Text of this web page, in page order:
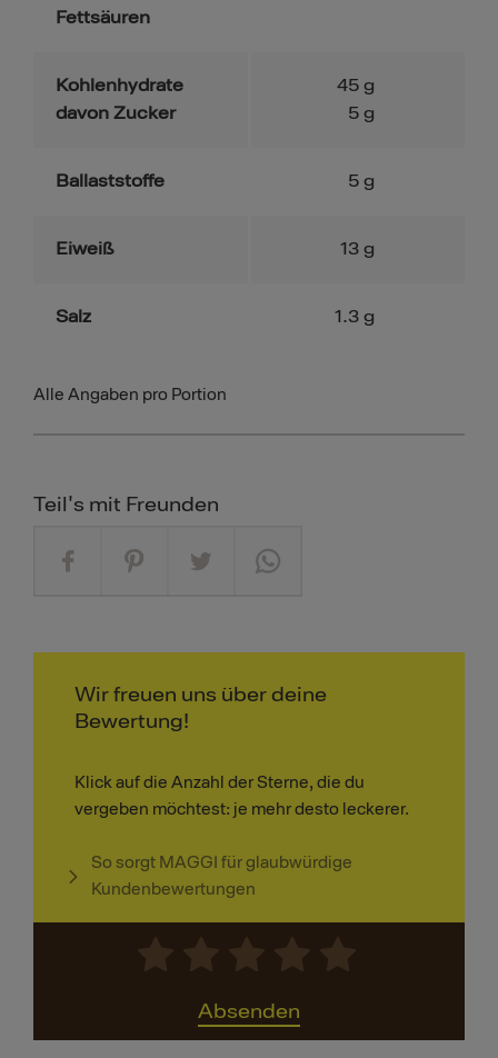
Fettsäuren
Kohlenhydrate
davon Zucker
45 g
5 g
Ballaststoffe 5 g
Eiweiß 13 g
Salz 1.3 g
Alle Angaben pro Portion
Teil's mit Freunden
Wir freuen uns über deine
Bewertung!
Klick auf die Anzahl der Sterne, die du
vergeben möchtest: je mehr desto leckerer.
So sorgt MAGGI für glaubwürdige
Kundenbewertungen
Absenden